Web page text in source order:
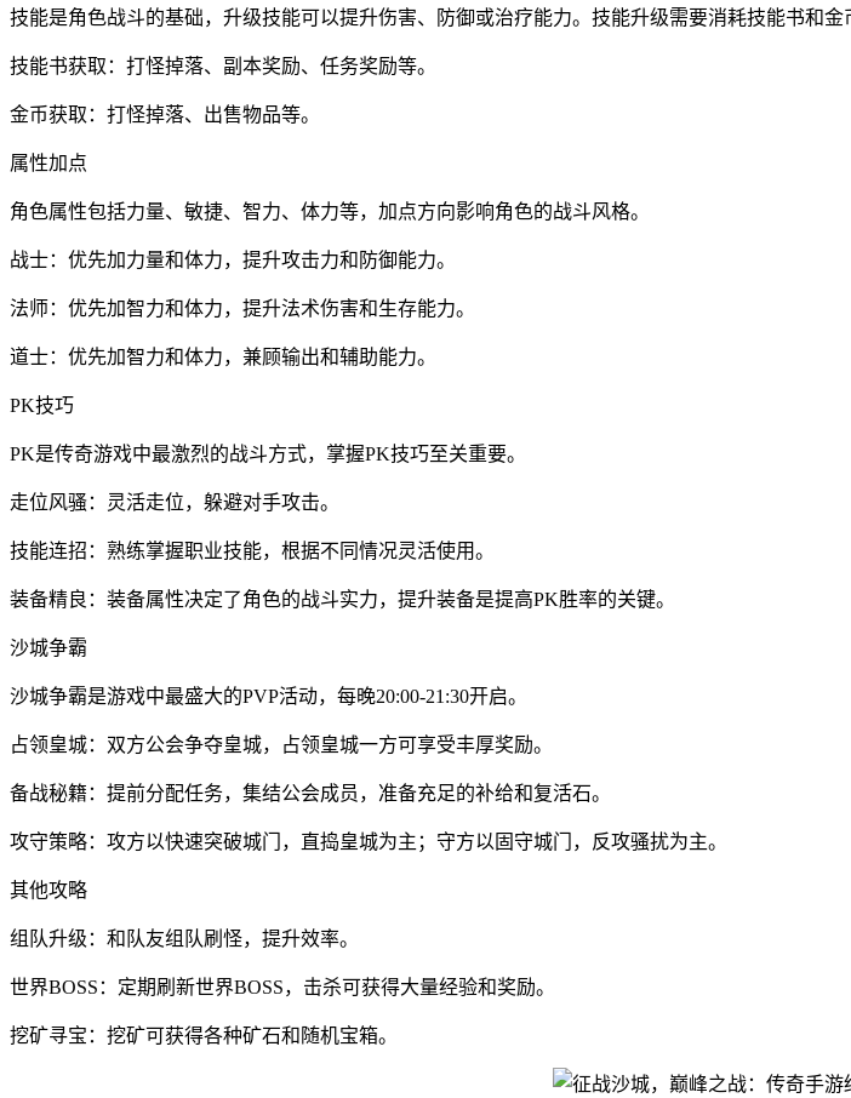
技能是角色战斗的基础，升级技能可以提升伤害、防御或治疗能力。技能升级需要消耗技能书和金
技能书获取：打怪掉落、副本奖励、任务奖励等。
金币获取：打怪掉落、出售物品等。
属性加点
角色属性包括力量、敏捷、智力、体力等，加点方向影响角色的战斗风格。
战士：优先加力量和体力，提升攻击力和防御能力。
法师：优先加智力和体力，提升法术伤害和生存能力。
道士：优先加智力和体力，兼顾输出和辅助能力。
PK技巧
PK是传奇游戏中最激烈的战斗方式，掌握PK技巧至关重要。
走位风骚：灵活走位，躲避对手攻击。
技能连招：熟练掌握职业技能，根据不同情况灵活使用。
装备精良：装备属性决定了角色的战斗实力，提升装备是提高PK胜率的关键。
沙城争霸
沙城争霸是游戏中最盛大的PVP活动，每晚20:00-21:30开启。
占领皇城：双方公会争夺皇城，占领皇城一方可享受丰厚奖励。
备战秘籍：提前分配任务，集结公会成员，准备充足的补给和复活石。
攻守策略：攻方以快速突破城门，直捣皇城为主；守方以固守城门，反攻骚扰为主。
其他攻略
组队升级：和队友组队刷怪，提升效率。
世界BOSS：定期刷新世界BOSS，击杀可获得大量经验和奖励。
挖矿寻宝：挖矿可获得各种矿石和随机宝箱。